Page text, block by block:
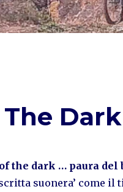
The Dark
the dark … paura del
suonera’ come il